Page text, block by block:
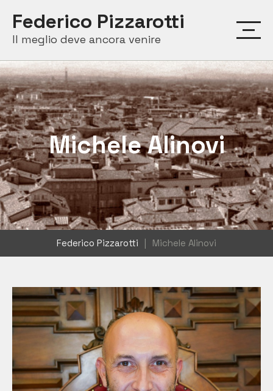
content
Federico Pizzarotti
Il meglio deve ancora venire
Michele Alinovi
Federico Pizzarotti | Michele Alinovi